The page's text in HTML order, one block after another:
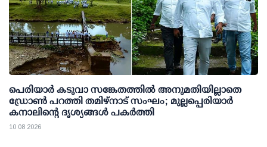
പെരിയാര്‍ കടുവാ സങ്കേതത്തില്‍ അനുമതിയില്ലാതെ
ഡ്രോണ്‍ പറത്തി തമിഴ്നാട് സംഘം; മുല്ലപ്പെരിയാര്‍
കനാലിന്റെ ദൃശ്യങ്ങള്‍ പകര്‍ത്തി
10 08 2026